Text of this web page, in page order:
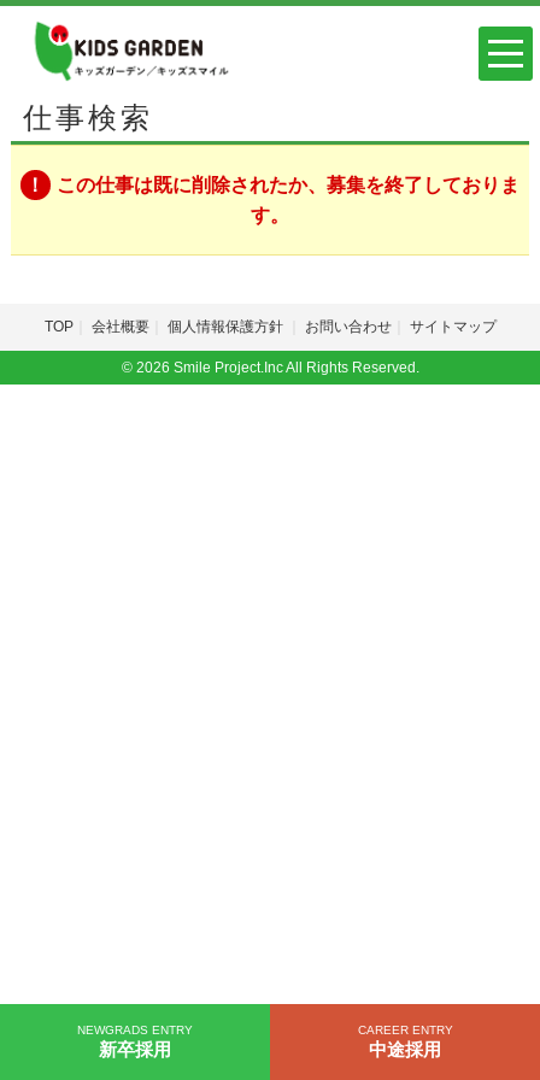
NEWGRADS ENTRY
新卒採用
CAREER ENTRY
中途採用
仕事検索
この仕事は既に削除されたか、募集を終了しておりま
す。
TOP 会社概要 個人情報保護方針 お問い合わせ サイトマップ
© 2026 Smile Project.Inc All Rights Reserved.